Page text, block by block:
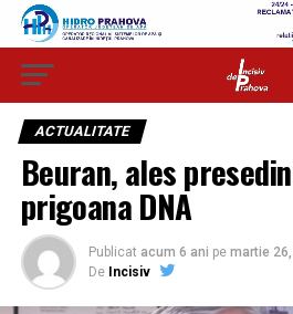
ACTUALITATE
Beuran, ales
prigoana DNA
Publicat acum 6 ani pe martie
De Incisiv